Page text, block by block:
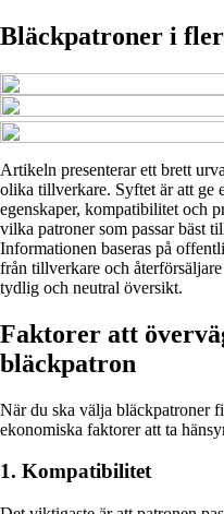
Bläckpatroner i
Artikeln presenterar ett brett
olika tillverkare. Syftet är att ge
egenskaper, kompatibilitet och
vilka patroner som passar bäst
Informationen baseras på
från tillverkare och
tydlig och neutral översikt.
Faktorer att
bläckpatron
När du ska välja bläckpatroner
ekonomiska faktorer att ta
1. Kompatibilitet